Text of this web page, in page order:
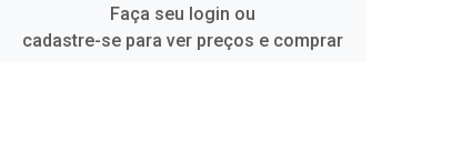
Faça seu login ou
cadastre-se para ver preços e comprar